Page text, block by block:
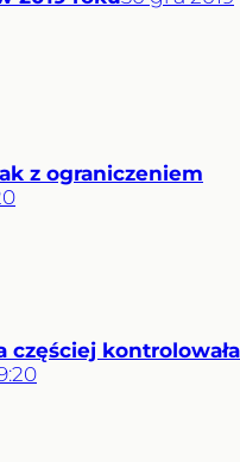
z ograniczeniem
częściej kontrolowała